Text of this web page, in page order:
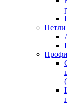
Петли